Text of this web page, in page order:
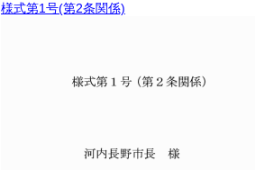
様式第1号(第2条関係)